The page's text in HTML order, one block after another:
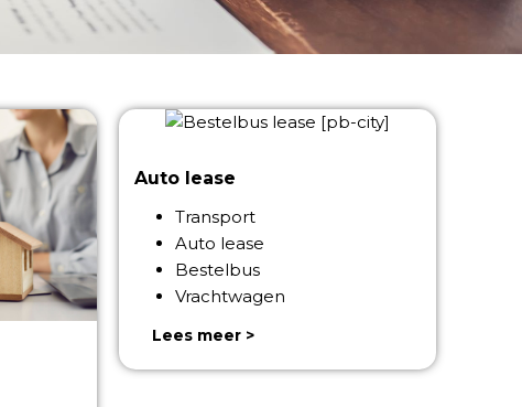
Auto lease
Transport
Auto lease
Bestelbus
Vrachtwagen
Lees meer >